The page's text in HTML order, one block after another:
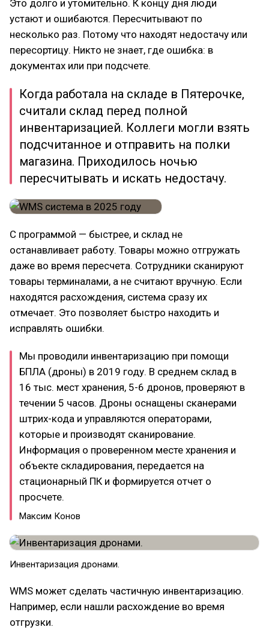
Это долго и утомительно. К концу дня люди
устают и ошибаются. Пересчитывают по
несколько раз. Потому что находят недостачу или
пересортицу. Никто не знает, где ошибка: в
документах или при подсчете.
Когда работала на складе в Пятерочке,
считали склад перед полной
инвентаризацией. Коллеги могли взять
подсчитанное и отправить на полки
магазина. Приходилось ночью
пересчитывать и искать недостачу.
С программой — быстрее, и склад не
останавливает работу. Товары можно отгружать
даже во время пересчета. Сотрудники сканируют
товары терминалами, а не считают вручную. Если
находятся расхождения, система сразу их
отмечает. Это позволяет быстро находить и
исправлять ошибки.
Мы проводили инвентаризацию при помощи
БПЛА (дроны) в 2019 году. В среднем склад в
16 тыс. мест хранения, 5-6 дронов, проверяют в
течении 5 часов. Дроны оснащены сканерами
штрих-кода и управляются операторами,
которые и производят сканирование.
Информация о проверенном месте хранения и
объекте складирования, передается на
стационарный ПК и формируется отчет о
просчете.
Максим Конов
Инвентаризация дронами.
WMS может сделать частичную инвентаризацию.
Например, если нашли расхождение во время
отгрузки.